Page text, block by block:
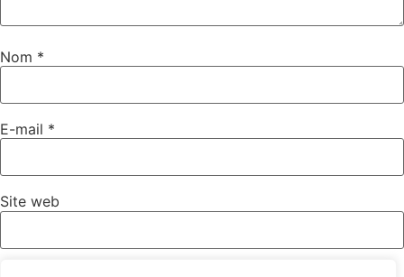
Nom *
E-mail *
Site web